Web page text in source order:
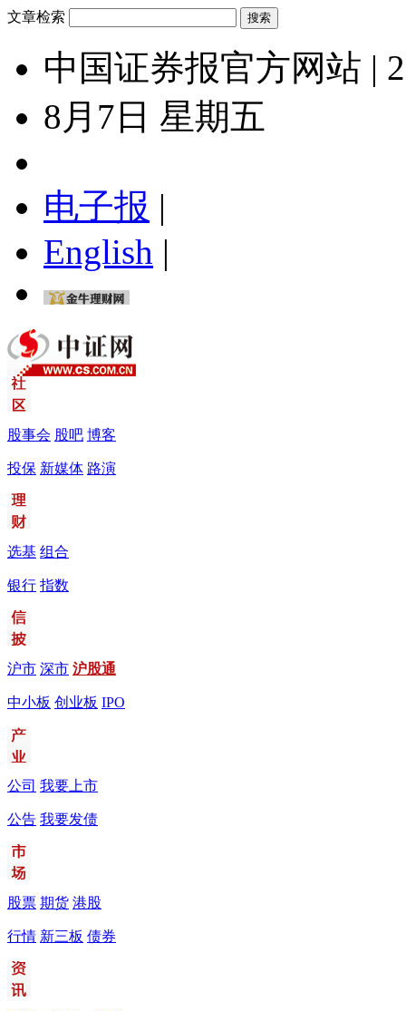
文章检索
中国证券报官方网站 |
8月7日 星期五
电子报 |
English |
股事会 股吧 博客
投保 新媒体 路演
选基 组合
银行 指数
沪市 深市 沪股通
中小板 创业板 IPO
公司 我要上市
公告 我要发债
股票 期货 港股
行情 新三板 债券